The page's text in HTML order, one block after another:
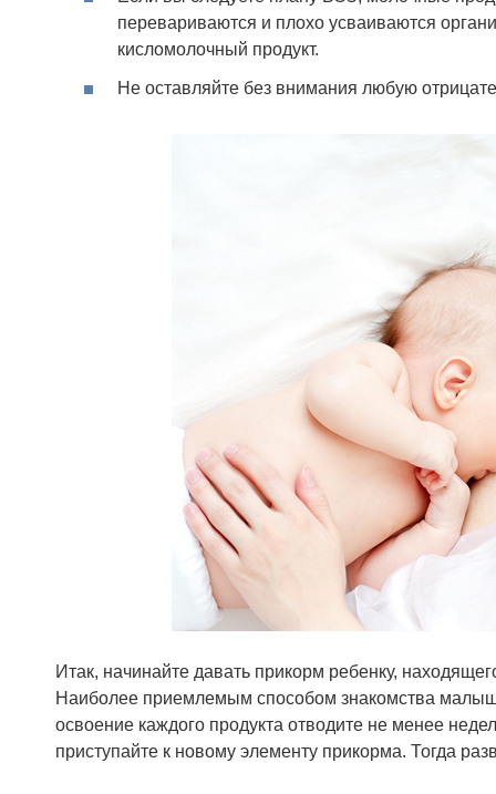
перевариваются и плохо усваиваются
кисломолочный продукт.
Не оставляйте без внимания любую
Итак, начинайте давать прикорм ребенку,
Наиболее приемлемым способом знакомства
освоение каждого продукта отводите не менее
приступайте к новому элементу прикорма. Тогда